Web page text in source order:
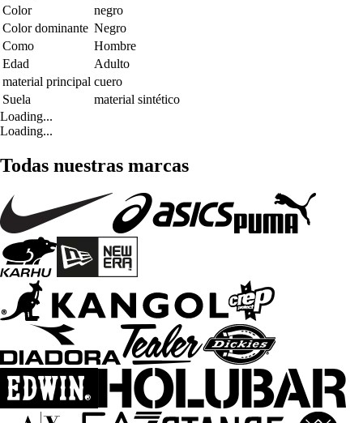
Color
negro
Color dominante Negro
Como
Hombre
Edad
Adulto
material principal cuero
Suela
material sintético
Loading...
Loading...
Todas nuestras marcas